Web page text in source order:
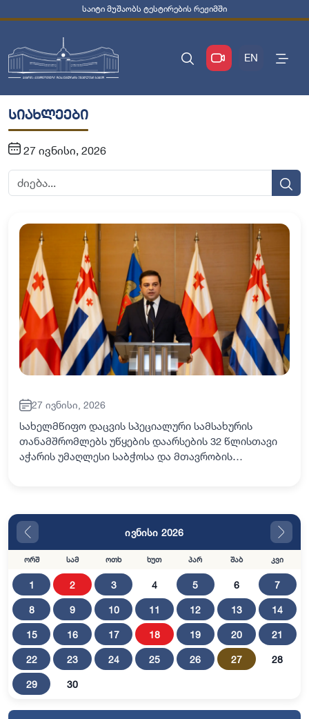
საიტი მუშაობს ტესტირების რეჟიმში
EN
სიახლეები
27 ივნისი, 2026
27 ივნისი, 2026
სახელმწიფო დაცვის სპეციალური სამსახურის
თანამშრომლებს უწყების დაარსების 32 წლისთავი
აჭარის უმაღლესი საბჭოსა და მთავრობის
ივნისი 2026
ორშ სამ ოთხ ხუთ პარ შაბ კვი
1 2 3 4 5 6 7
8 9 10 11 12 13 14
15 16 17 18 19 20 21
22 23 24 25 26 27 28
29 30